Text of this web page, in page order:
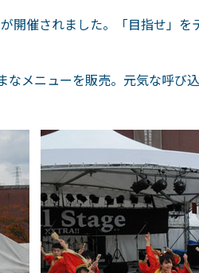
開催されました。「目指せ」
メニューを販売。元気な呼び